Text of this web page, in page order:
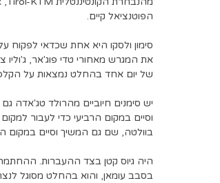
הפוטנציאל קיים.
סימון ולסקו היא אחת שכדאי לפקוח
את המגרש מאחורי טדי פוג'אר, ג'וליו
של יום אחד בהחלט נמצאות על
יש סימנים חיוביים מהרולד טג'אדה
בוולטה, שם גם המשיך וסיים במקום ה-12 הכללי. הוא בוודאי יהיה מאפיין בהפסקות בטור ובוולטה שוב
היה גיוס קטן בצד ההעברות.
בסבב עומאן, והוא בהחלט מסוגל